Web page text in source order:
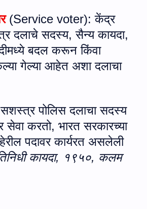
(Service voter): केंद्र
दलाचे सदस्य, सैन्य कायदा,
बदल करून किंवा
गेल्या आहेत अशा दलाचा
सशस्त्र पोलिस दलाचा सदस्य
सेवा करतो, भारत सरकारच्या
पदावर कार्यरत असलेली
कायदा, १९५०, कलम